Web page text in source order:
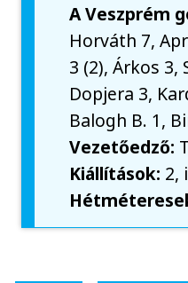
A Veszprém
Horváth 7,
3 (2), Árkos 3,
Dopjera 3,
Balogh B. 1,
Vezetőedző:
Kiállítások: 2,